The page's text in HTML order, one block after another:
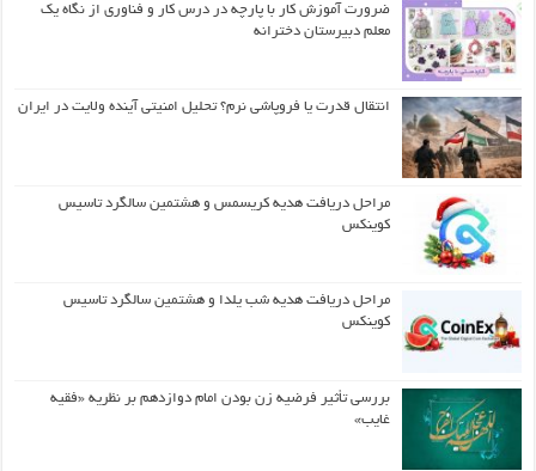
ضرورت آموزش کار با پارچه در درس کار و فناوری از نگاه یک
معلم دبیرستان دخترانه
انتقال قدرت یا فروپاشی نرم؟ تحلیل امنیتی آینده ولایت در ایران
مراحل دریافت هدیه کریسمس و هشتمین سالگرد تاسیس
کوینکس
مراحل دریافت هدیه شب یلدا و هشتمین سالگرد تاسیس
کوینکس
بررسی تأثیر فرضیه زن بودن امام دوازدهم بر نظریه «فقیه
غایب»